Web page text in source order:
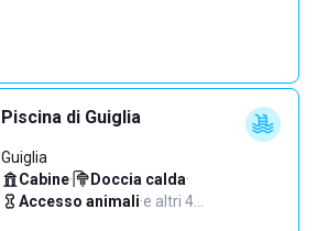
Piscina di Guiglia
Guiglia
Cabine· Doccia calda·
Accesso animali·e altri 4…